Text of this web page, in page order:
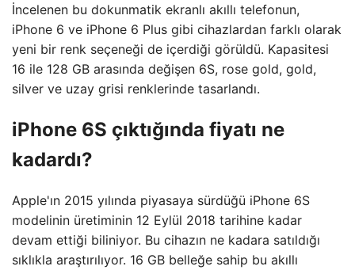
İncelenen bu dokunmatik ekranlı akıllı telefonun,
iPhone 6 ve iPhone 6 Plus gibi cihazlardan farklı olarak
yeni bir renk seçeneği de içerdiği görüldü. Kapasitesi
16 ile 128 GB arasında değişen 6S, rose gold, gold,
silver ve uzay grisi renklerinde tasarlandı.
iPhone 6S çıktığında fiyatı ne
kadardı?
Apple'ın 2015 yılında piyasaya sürdüğü iPhone 6S
modelinin üretiminin 12 Eylül 2018 tarihine kadar
devam ettiği biliniyor. Bu cihazın ne kadara satıldığı
sıklıkla araştırılıyor. 16 GB belleğe sahip bu akıllı